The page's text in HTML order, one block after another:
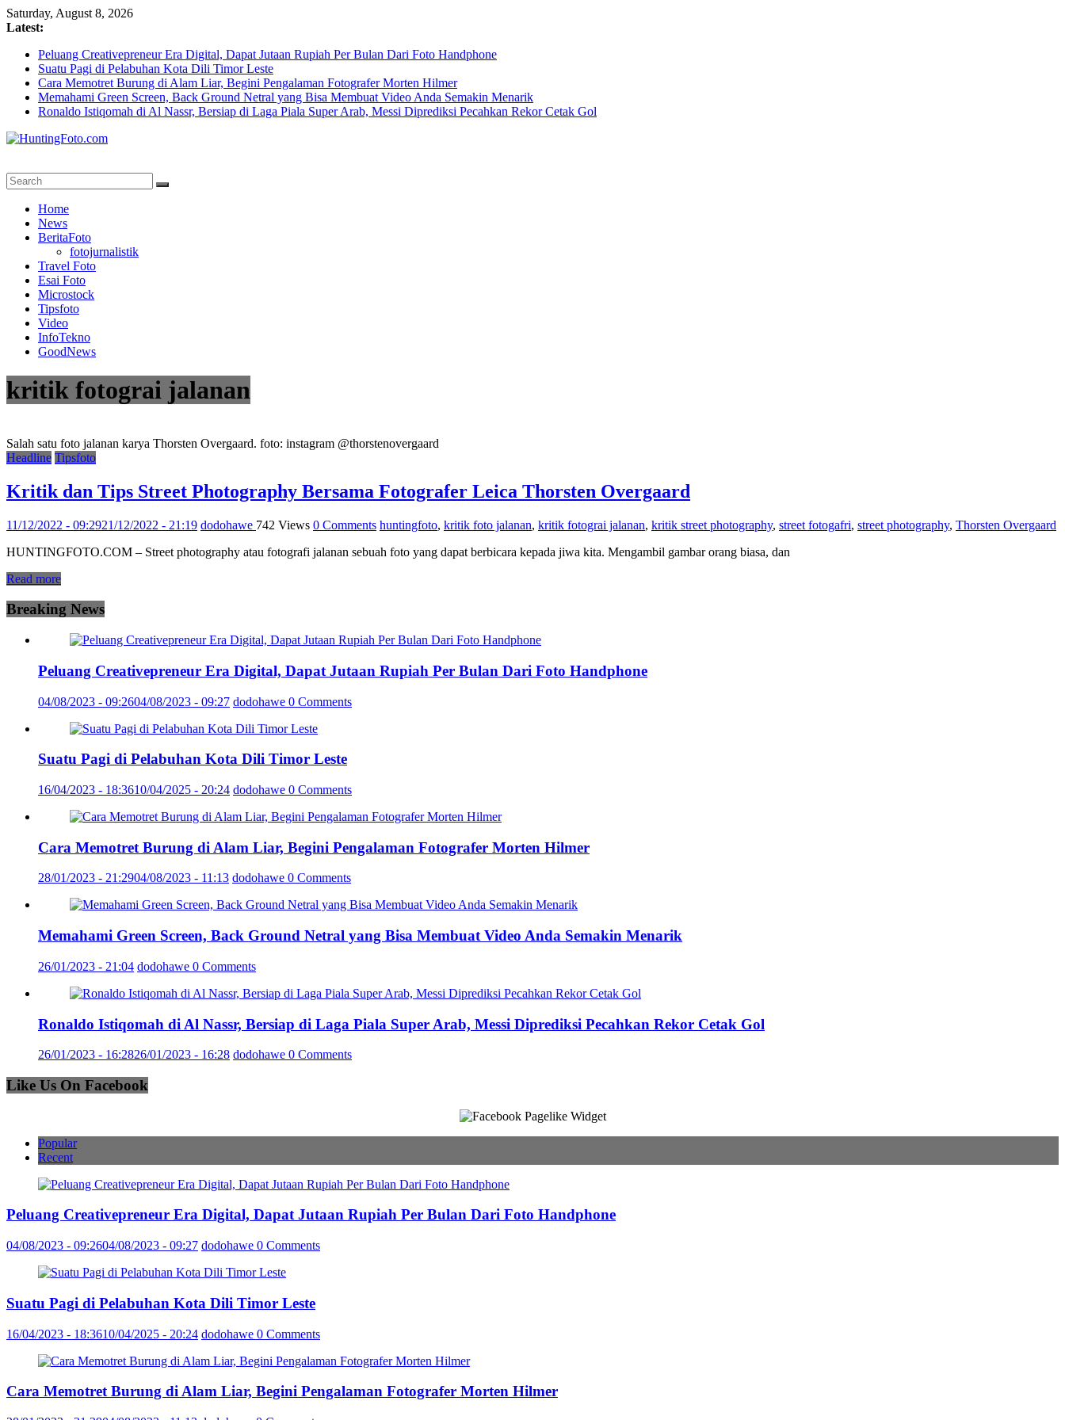
Skip
to
Saturday, August 8, 2026
Latest:
Peluang Creativepreneur Era Digital, Dapat Jutaan Rupiah Per Bulan Dari Foto Handphone
Suatu Pagi di Pelabuhan Kota Dili Timor Leste
Cara Memotret Burung di Alam Liar, Begini Pengalaman Fotografer Morten Hilmer
Memahami Green Screen, Back Ground Netral yang Bisa Membuat Video Anda Semakin Menarik
Ronaldo Istiqomah di Al Nassr, Bersiap di Laga Piala Super Arab, Messi Diprediksi Pecahkan Rekor Cetak Gol
Berita
Fotografi
Terpercaya
Home
News
BeritaFoto
fotojurnalistik
Travel Foto
Esai Foto
Microstock
Tipsfoto
Video
InfoTekno
GoodNews
kritik fotograi jalanan
Salah satu foto jalanan karya Thorsten Overgaard. foto: instagram @thorstenovergaard
Headline Tipsfoto
Kritik dan Tips Street Photography Bersama Fotografer Leica Thorsten Overgaard
11/12/2022 - 09:2921/12/2022 - 21:19 dodohawe 742 Views 0 Comments huntingfoto, kritik foto jalanan, kritik fotograi jalanan, kritik street photography, street fotogafri, street photography, Thorsten Overgaard
HUNTINGFOTO.COM – Street photography atau fotografi jalanan sebuah foto yang dapat berbicara kepada jiwa kita. Mengambil gambar orang biasa, dan
Read more
Breaking News
Peluang Creativepreneur Era Digital, Dapat Jutaan Rupiah Per Bulan Dari Foto Handphone
04/08/2023 - 09:2604/08/2023 - 09:27 dodohawe 0 Comments
Suatu Pagi di Pelabuhan Kota Dili Timor Leste
16/04/2023 - 18:3610/04/2025 - 20:24 dodohawe 0 Comments
Cara Memotret Burung di Alam Liar, Begini Pengalaman Fotografer Morten Hilmer
28/01/2023 - 21:2904/08/2023 - 11:13 dodohawe 0 Comments
Memahami Green Screen, Back Ground Netral yang Bisa Membuat Video Anda Semakin Menarik
26/01/2023 - 21:04 dodohawe 0 Comments
Ronaldo Istiqomah di Al Nassr, Bersiap di Laga Piala Super Arab, Messi Diprediksi Pecahkan Rekor Cetak Gol
26/01/2023 - 16:2826/01/2023 - 16:28 dodohawe 0 Comments
Like Us On Facebook
Popular
Recent
Peluang Creativepreneur Era Digital, Dapat Jutaan Rupiah Per Bulan Dari Foto Handphone
04/08/2023 - 09:2604/08/2023 - 09:27 dodohawe 0 Comments
Suatu Pagi di Pelabuhan Kota Dili Timor Leste
16/04/2023 - 18:3610/04/2025 - 20:24 dodohawe 0 Comments
Cara Memotret Burung di Alam Liar, Begini Pengalaman Fotografer Morten Hilmer